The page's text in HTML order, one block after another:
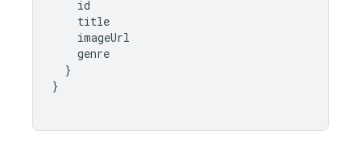
id
title
imageUrl
genre
}
}